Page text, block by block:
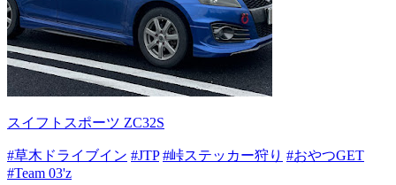
スイフトスポーツ ZC32S
#草木ドライブイン #JTP #峠ステッカー狩り #おやつGET
#Team 03'z